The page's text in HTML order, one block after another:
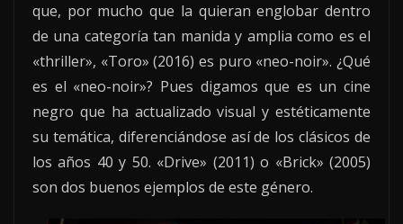
que, por mucho que la quieran englobar dentro
de una categoría tan manida y amplia como es el
«thriller», «Toro» (2016) es puro «neo-noir». ¿Qué
es el «neo-noir»? Pues digamos que es un cine
negro que ha actualizado visual y estéticamente
su temática, diferenciándose así de los clásicos de
los años 40 y 50. «Drive» (2011) o «Brick» (2005)
son dos buenos ejemplos de este género.